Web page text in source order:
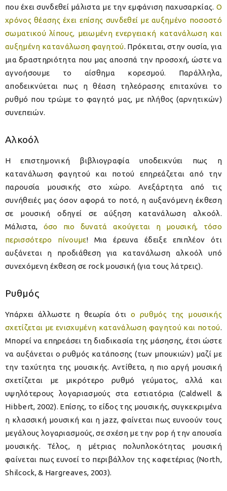
που έχει συνδεθεί μάλιστα με την εμφάνιση παχυσαρκίας. Ο
χρόνος θέασης έχει επίσης συνδεθεί με αυξημένο ποσοστό
σωματικού λίπους, μειωμένη ενεργειακή κατανάλωση και
αυξημένη κατανάλωση φαγητού. Πρόκειται, στην ουσία, για
μια δραστηριότητα που μας αποσπά την προσοχή, ώστε να
αγνοήσουμε το αίσθημα κορεσμού. Παράλληλα,
αποδεικνύεται πως η θέαση τηλεόρασης επιταχύνει το
ρυθμό που τρώμε το φαγητό μας, με πλήθος (αρνητικών)
συνεπειών.
Αλκοόλ
Η επιστημονική βιβλιογραφία υποδεικνύει πως η
κατανάλωση φαγητού και ποτού επηρεάζεται από την
παρουσία μουσικής στο χώρο. Ανεξάρτητα από τις
συνήθειές μας όσον αφορά το ποτό, η αυξανόμενη έκθεση
σε μουσική οδηγεί σε αύξηση κατανάλωση αλκοόλ.
Μάλιστα, όσο πιο δυνατά ακούγεται η μουσική, τόσο
περισσότερο πίνουμε! Μια έρευνα έδειξε επιπλέον ότι
αυξάνεται η προδιάθεση για κατανάλωση αλκοόλ υπό
συνεχόμενη έκθεση σε rock μουσική (για τους λάτρεις).
Ρυθμός
Υπάρχει άλλωστε η θεωρία ότι ο ρυθμός της μουσικής
σχετίζεται με ενισχυμένη κατανάλωση φαγητού και ποτού.
Μπορεί να επηρεάσει τη διαδικασία της μάσησης, έτσι ώστε
να αυξάνεται ο ρυθμός κατάποσης (των μπουκιών) μαζί με
την ταχύτητα της μουσικής. Αντίθετα, η πιο αργή μουσική
σχετίζεται με μικρότερο ρυθμό γεύματος, αλλά και
υψηλότερους λογαριασμούς στα εστιατόρια (Caldwell &
Hibbert, 2002). Επίσης, το είδος της μουσικής, συγκεκριμένα
η κλασσική μουσική και η jazz, φαίνεται πως ευνοούν τους
μεγάλους λογαριασμούς, σε σχέση με την pop ή την απουσία
μουσικής. Τέλος, η μέτριας πολυπλοκότητας μουσική
φαίνεται πως ευνοεί το περιβάλλον της καφετέριας (North,
Shilcock, & Hargreaves, 2003).